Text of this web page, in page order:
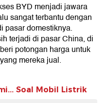
BYD menjadi jawara
sangat terbantu dengan
pasar domestiknya.
terjadi di pasar China, di
potongan harga untuk
mereka jual.
Soal Mobil Listrik